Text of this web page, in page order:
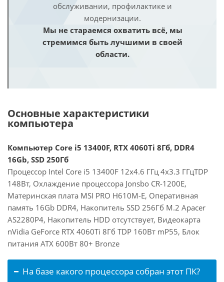
обслуживании, профилактике и
модернизации.
Мы не стараемся охватить всё, мы
стремимся быть лучшими в своей
области.
Основные характеристики
компьютера
Компьютер Core i5 13400F, RTX 4060Ti 8Гб, DDR4
16Gb, SSD 250Гб
Процессор Intel Core i5 13400F 12x4.6 ГГц 4x3.3 ГГцTDP
148Вт, Охлаждение процессора Jonsbo CR-1200E,
Материнская плата MSI PRO H610M-E, Оперативная
память 16Gb DDR4, Накопитель SSD 256Гб M.2 Apacer
AS2280P4, Накопитель HDD отсутствует, Видеокарта
nVidia GeForce RTX 4060Ti 8Гб TDP 160Вт mP55, Блок
питания ATX 600Вт 80+ Bronze
На базе какого процессора собран этот ПК?